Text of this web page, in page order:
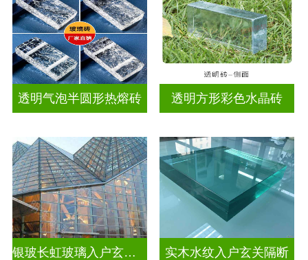
透明气泡半圆形热熔砖 透明方形彩色水晶砖
银玻长虹玻璃入户玄关隔断 实木水纹入户玄关隔断